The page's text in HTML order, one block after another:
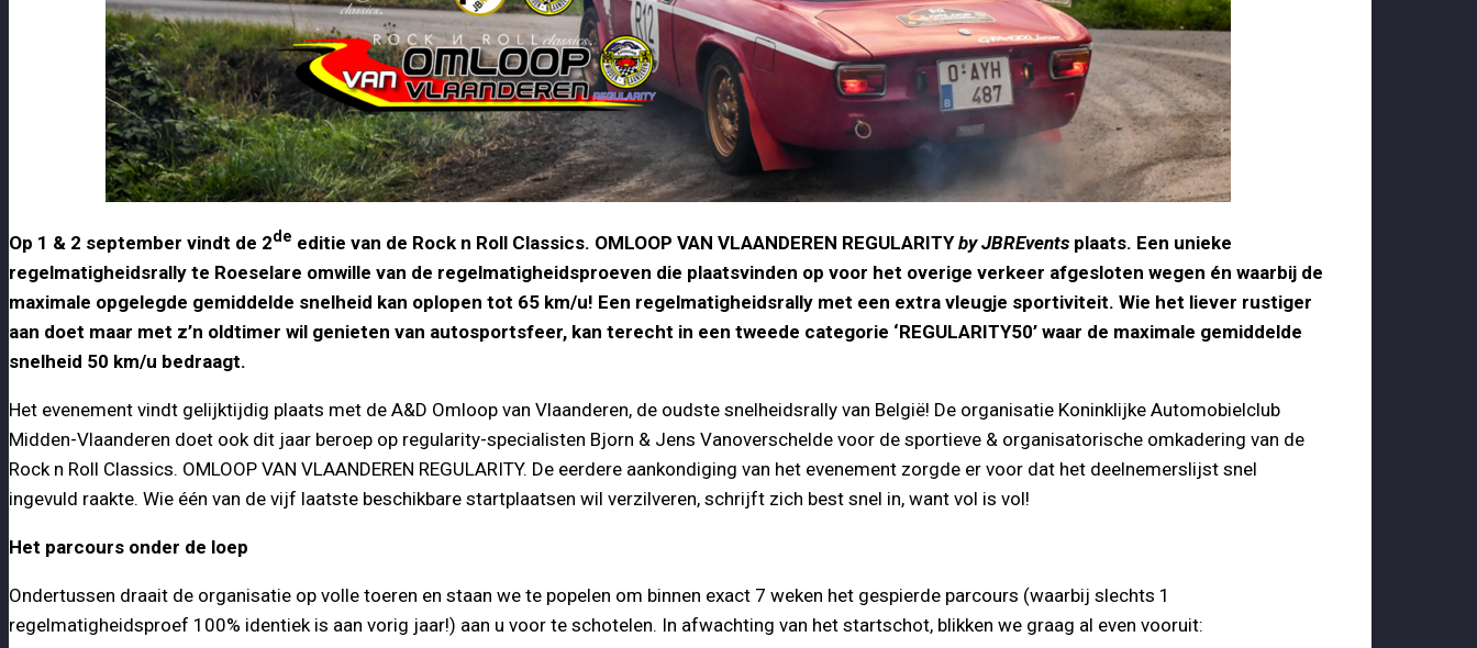
Op 1 & 2 september vindt de 2de editie van de Rock n Roll Classics. OMLOOP VAN VLAANDEREN REGULARITYby JBREvents plaats. Een unieke
regelmatigheidsrally te Roeselare omwille van de regelmatigheidsproeven die plaatsvinden op voor het overige verkeer afgesloten wegen én waarbij de
maximale opgelegde gemiddelde snelheid kan oplopen tot 65 km/u! Een regelmatigheidsrally met een extra vleugje sportiviteit. Wie het liever rustiger
aan doet maar met z’n oldtimer wil genieten van autosportsfeer, kan terecht in een tweede categorie ‘REGULARITY50’ waar de maximale gemiddelde
snelheid 50 km/u bedraagt.
Het evenement vindt gelijktijdig plaats met de A&D Omloop van Vlaanderen, de oudste snelheidsrally van België! De organisatie Koninklijke Automobielclub
Midden-Vlaanderen doet ook dit jaar beroep op regularity-specialisten Bjorn & Jens Vanoverschelde voor de sportieve & organisatorische omkadering van de
Rock n Roll Classics. OMLOOP VAN VLAANDEREN REGULARITY. De eerdere aankondiging van het evenement zorgde er voor dat het deelnemerslijst snel
ingevuld raakte. Wie één van de vijf laatste beschikbare startplaatsen wil verzilveren, schrijft zich best snel in, want vol is vol!
Het parcours onder de loep
Ondertussen draait de organisatie op volle toeren en staan we te popelen om binnen exact 7 weken het gespierde parcours (waarbij slechts 1
regelmatigheidsproef 100% identiek is aan vorig jaar!) aan u voor te schotelen. In afwachting van het startschot, blikken we graag al even vooruit: